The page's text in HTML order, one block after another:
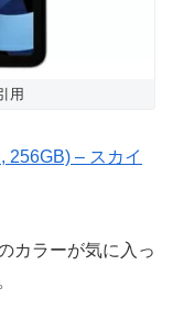
用
256GB) – スカイ
カラーが気に入っ